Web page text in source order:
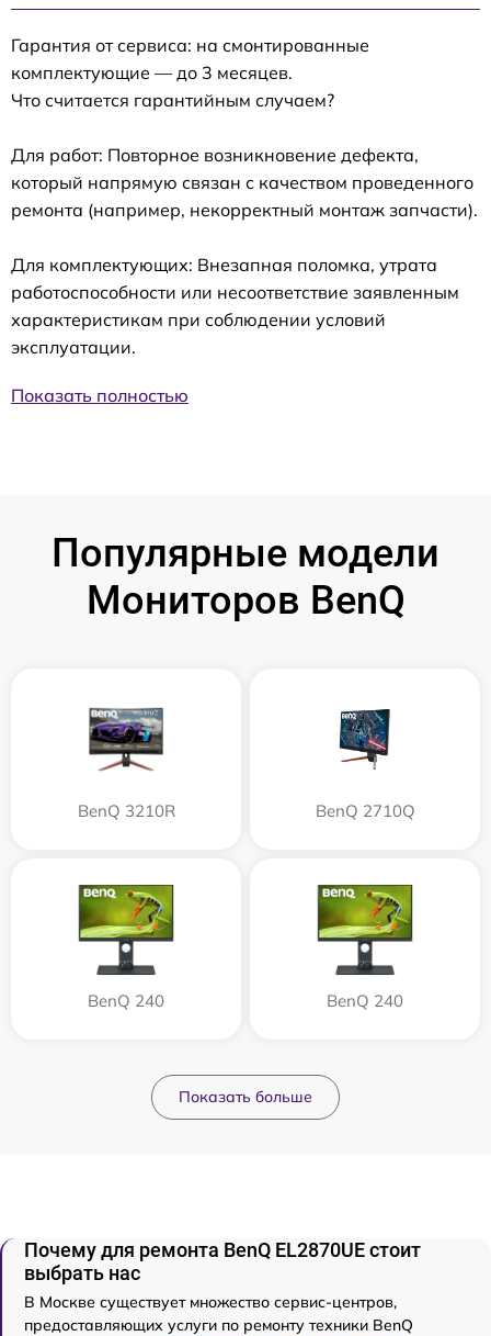
Гарантия от сервиса: на смонтированные
комплектующие — до 3 месяцев.
Что считается гарантийным случаем?
Для работ: Повторное возникновение дефекта,
который напрямую связан с качеством проведенного
ремонта (например, некорректный монтаж запчасти).
Для комплектующих: Внезапная поломка, утрата
работоспособности или несоответствие заявленным
характеристикам при соблюдении условий
эксплуатации.
Показать полностью
Популярные модели
Мониторов BenQ
BenQ 3210R BenQ 2710Q
BenQ 240 BenQ 240
Показать больше
Почему для ремонта BenQ EL2870UE стоит
выбрать нас
В Москве существует множество сервис-центров,
предоставляющих услуги по ремонту техники BenQ